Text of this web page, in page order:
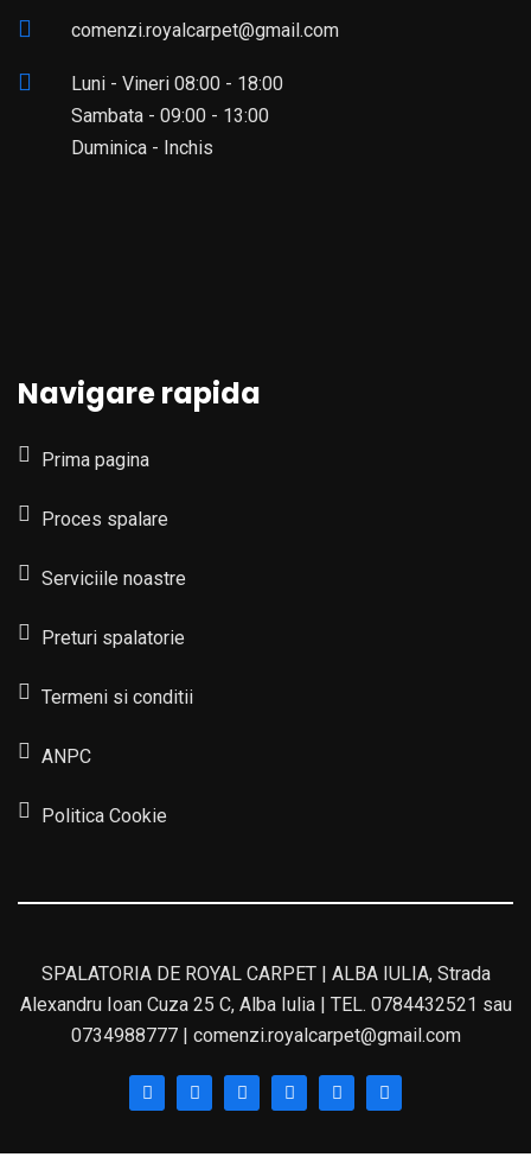
comenzi.royalcarpet@gmail.com
Luni - Vineri 08:00 - 18:00
Sambata - 09:00 - 13:00
Duminica - Inchis
Navigare rapida
Prima pagina
Proces spalare
Serviciile noastre
Preturi spalatorie
Termeni si conditii
ANPC
Politica Cookie
SPALATORIA DE ROYAL CARPET | ALBA IULIA, Strada
Alexandru Ioan Cuza 25 C, Alba Iulia | TEL. 0784432521 sau
0734988777 | comenzi.royalcarpet@gmail.com